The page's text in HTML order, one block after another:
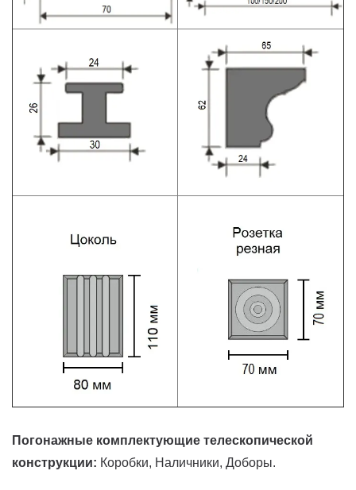
Погонажные комплектующие телескопической
конструкции: Коробки, Наличники, Доборы.